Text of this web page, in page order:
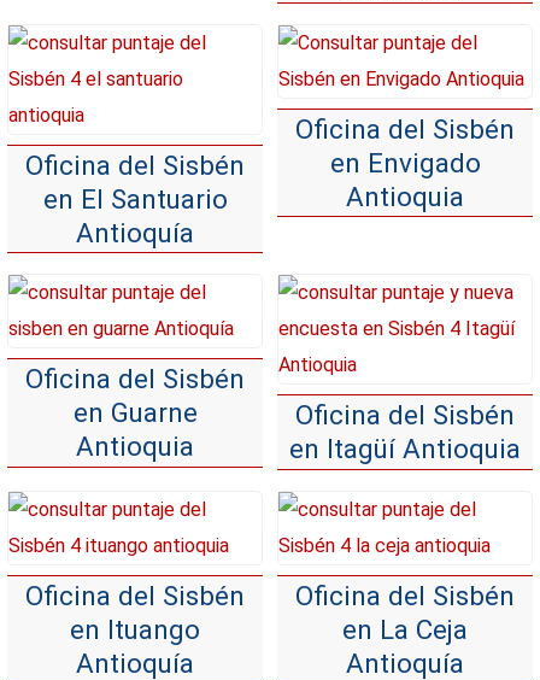
Oficina del Sisbén
en El Santuario
Antioquía
Oficina del Sisbén
en Envigado
Antioquia
Oficina del Sisbén
en Guarne
Antioquia
Oficina del Sisbén
en Itagüí Antioquia
Oficina del Sisbén
en Ituango
Antioquía
Oficina del Sisbén
en La Ceja
Antioquía